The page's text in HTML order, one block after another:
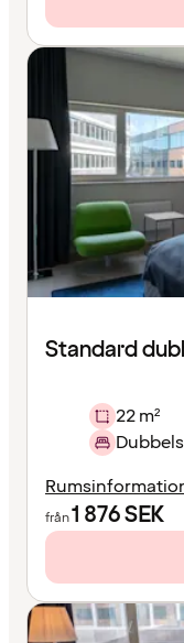
Standard
22 m²
från1 876SEK